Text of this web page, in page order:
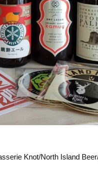
Knot/North Island